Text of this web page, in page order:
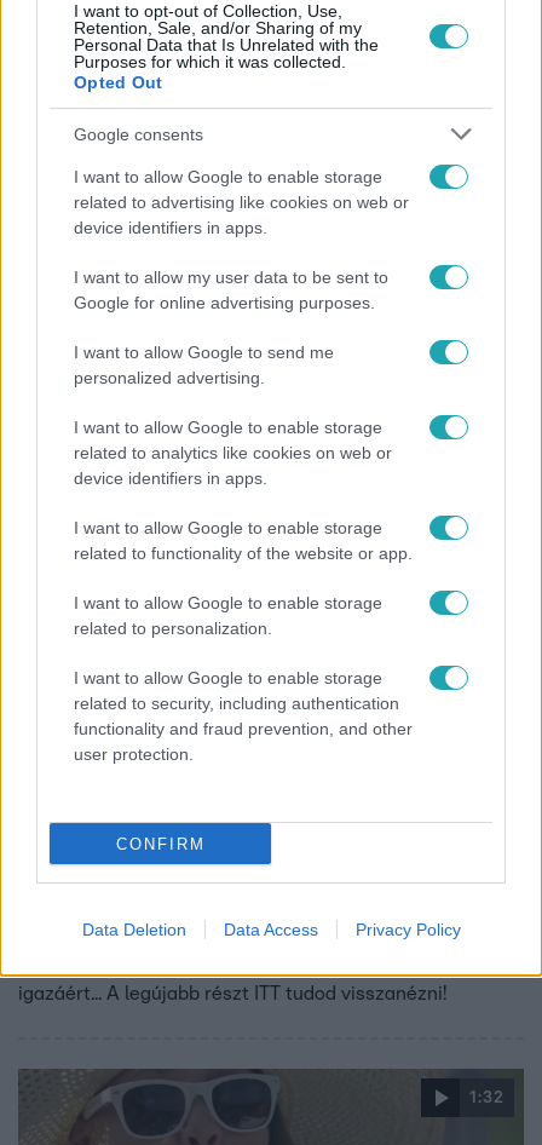
I want to opt-out of Collection, Use,
Retention, Sale, and/or Sharing of my
Personal Data that Is Unrelated with the
Purposes for which it was collected.
Opted Out
Google consents
I want to allow Google to enable storage
related to advertising like cookies on web or
device identifiers in apps.
I want to allow my user data to be sent to
Google for online advertising purposes.
I want to allow Google to send me
personalized advertising.
I want to allow Google to enable storage
related to analytics like cookies on web or
device identifiers in apps.
I want to allow Google to enable storage
related to functionality of the website or app.
I want to allow Google to enable storage
related to personalization.
I want to allow Google to enable storage
related to security, including authentication
functionality and fraud prevention, and other
user protection.
CONFIRM
Data Deletion Data Access Privacy Policy
2019. szeptember 19. 19:10
Egyesület tagjait!
Úgy látszik, minden úgy történik, ahogy Gál Zsóka akarja…
Drága örökösök
2019. szeptember 13. 19:10
örökösről!
igazáért... A legújabb részt ITT tudod visszanézni!
1:32